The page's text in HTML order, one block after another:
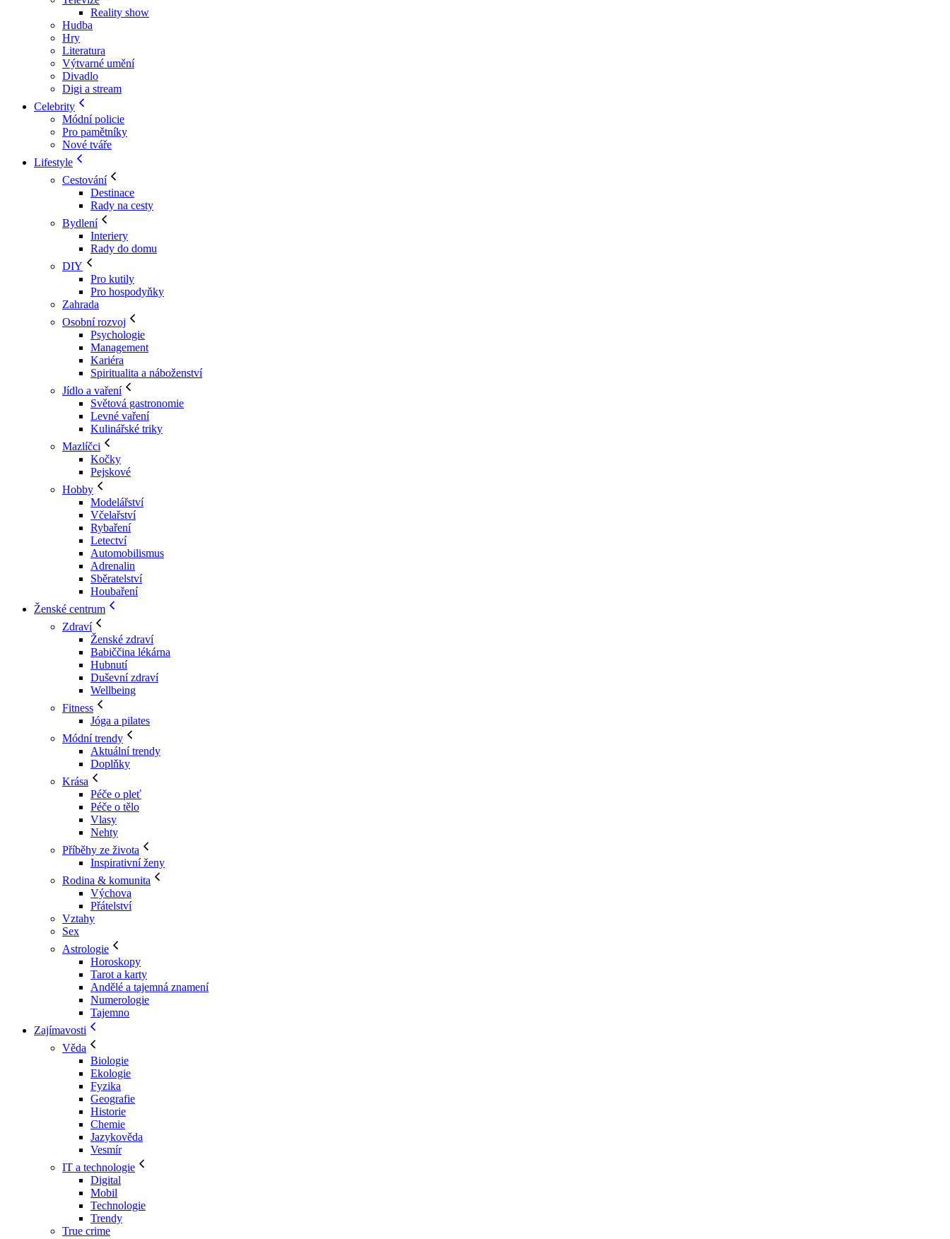
Reality show
Hudba
Hry
Literatura
Výtvarné umění
Divadlo
Digi a stream
Celebrity
Módní policie
Pro pamětníky
Nové tváře
Lifestyle
Cestování
Destinace
Rady na cesty
Bydlení
Interiery
Rady do domu
DIY
Pro kutily
Pro hospodyňky
Zahrada
Osobní rozvoj
Psychologie
Management
Kariéra
Spiritualita a náboženství
Jídlo a vaření
Světová gastronomie
Levné vaření
Kulinářské triky
Mazlíčci
Kočky
Pejskové
Hobby
Modelářství
Včelařství
Rybaření
Letectví
Automobilismus
Adrenalin
Sběratelství
Houbaření
Ženské centrum
Zdraví
Ženské zdraví
Babiččina lékárna
Hubnutí
Duševní zdraví
Wellbeing
Fitness
Jóga a pilates
Módní trendy
Aktuální trendy
Doplňky
Krása
Péče o pleť
Péče o tělo
Vlasy
Nehty
Příběhy ze života
Inspirativní ženy
Rodina & komunita
Výchova
Přátelství
Vztahy
Sex
Astrologie
Horoskopy
Tarot a karty
Andělé a tajemná znamení
Numerologie
Tajemno
Zajímavosti
Věda
Biologie
Ekologie
Fyzika
Geografie
Historie
Chemie
Jazykověda
Vesmír
IT a technologie
Digital
Mobil
Technologie
Trendy
True crime